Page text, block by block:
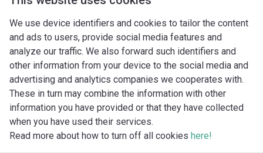
We use device identifiers and cookies to tailor the content
and ads to users, provide social media features and
analyze our traffic. We also forward such identifiers and
other information from your device to the social media and
advertising and analytics companies we cooperates with.
These in turn may combine the information with other
information you have provided or that they have collected
when you have used their services.
Read more about how to turn off all cookies here!
Imprint